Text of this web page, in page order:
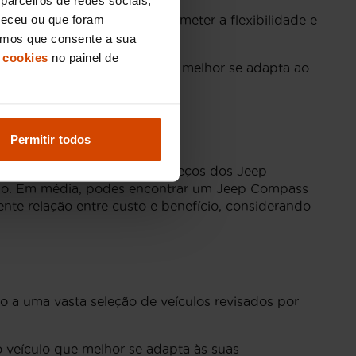
ou que foram
que consente a sua
no painel de
Permitir todos
ecológica sem comprometer a flexibilidade e
modo elétrico.
o Jeep Compass que melhor se adapta ao
No Porto, os preços dos Jeep
Em média, podes encontrar um Jeep Compass
relação entre custo e benefício, considerando
a uma vasta seleção de veículos revisados por
que melhor se adapta às suas